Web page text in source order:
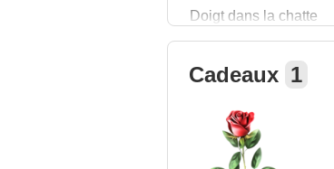
Doigt dans la chatte
Cadeaux 1